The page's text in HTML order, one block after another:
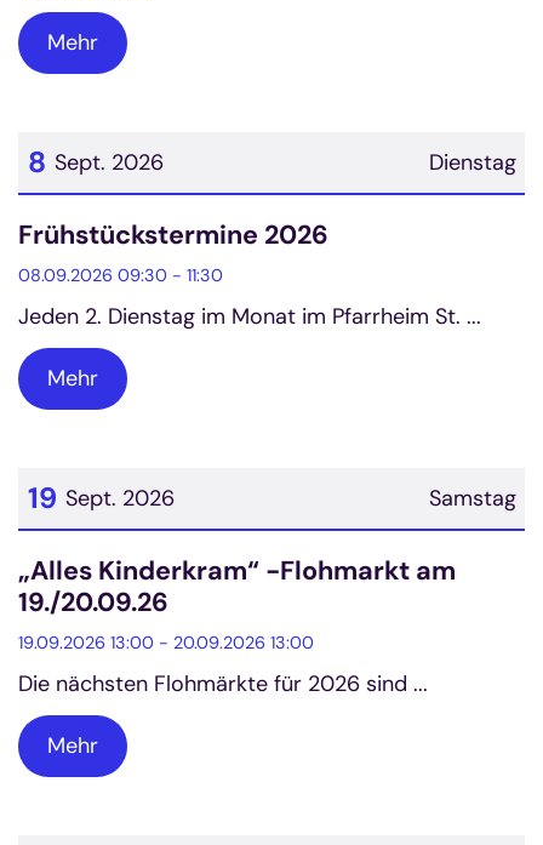
Mehr
Dienstag
8 Sept. 2026
Datum: 8. September 2026
Frühstückstermine 2026
08.09.2026 09:30 - 11:30
Jeden 2. Dienstag im Monat im Pfarrheim St. ...
Mehr
Samstag
19 Sept. 2026
Datum: 19. September 2026
„Alles Kinderkram“ -Flohmarkt am
19./20.09.26
19.09.2026 13:00 - 20.09.2026 13:00
Die nächsten Flohmärkte für 2026 sind ...
Mehr